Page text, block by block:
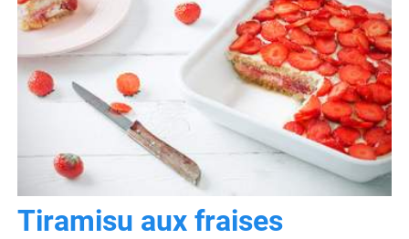
Tiramisu aux fraises